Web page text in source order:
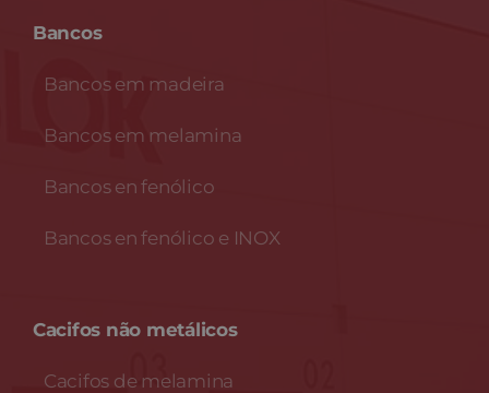
Bancos
Bancos em madeira
Bancos em melamina
Bancos en fenólico
Bancos en fenólico e INOX
Cacifos não metálicos
Cacifos de melamina